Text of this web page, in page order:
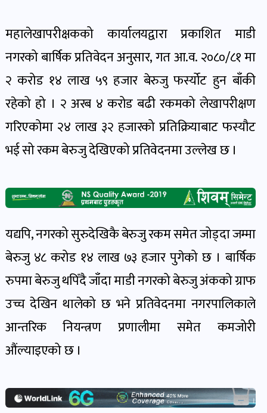
शिक्षा
खबर
पोष्ट
जोखिम
र
पोष्ट
अपराध
खबर
पोष्ट
स्वास्थ्य
खबर
महालेखापरीक्षकको कार्यालयद्वारा प्रकाशित माडी
नगरको बार्षिक प्रतिवेदन अनुसार, गत आ.व. २०८०/८१ मा
२ करोड १४ लाख ५९ हजार बेरुजु फर्स्योट हुन बाँकी
रहेको हो । २ अरब ४ करोड बढी रकमको लेखापरीक्षण
गरिएकोमा २४ लाख ३२ हजारको प्रतिक्रियाबाट फस्यौट
भई सो रकम बेरुजु देखिएको प्रतिवेदनमा उल्लेख छ ।
यद्यपि, नगरको सुरुदेखिकै बेरुजु रकम समेत जोड्दा जम्मा
बेरुजु ४८ करोड १४ लाख ७३ हजार पुगेको छ । बार्षिक
रुपमा बेरुजु थपिँदै जाँदा माडी नगरको बेरुजु अंकको ग्राफ
उच्च देखिन थालेको छ भने प्रतिवेदनमा नगरपालिकाले
आन्तरिक नियन्त्रण प्रणालीमा समेत कमजोरी
औंल्याइएको छ ।